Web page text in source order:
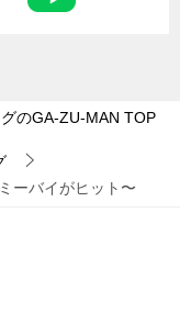
のGA-ZU-MAN TOP
ーバイがヒット〜